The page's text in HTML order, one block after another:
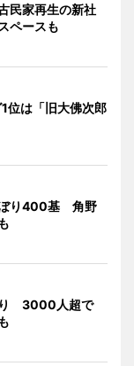
民家再生の新社
ペースも
位は「旧大佛次郎
ぼり400基 角野
り 3000人超で